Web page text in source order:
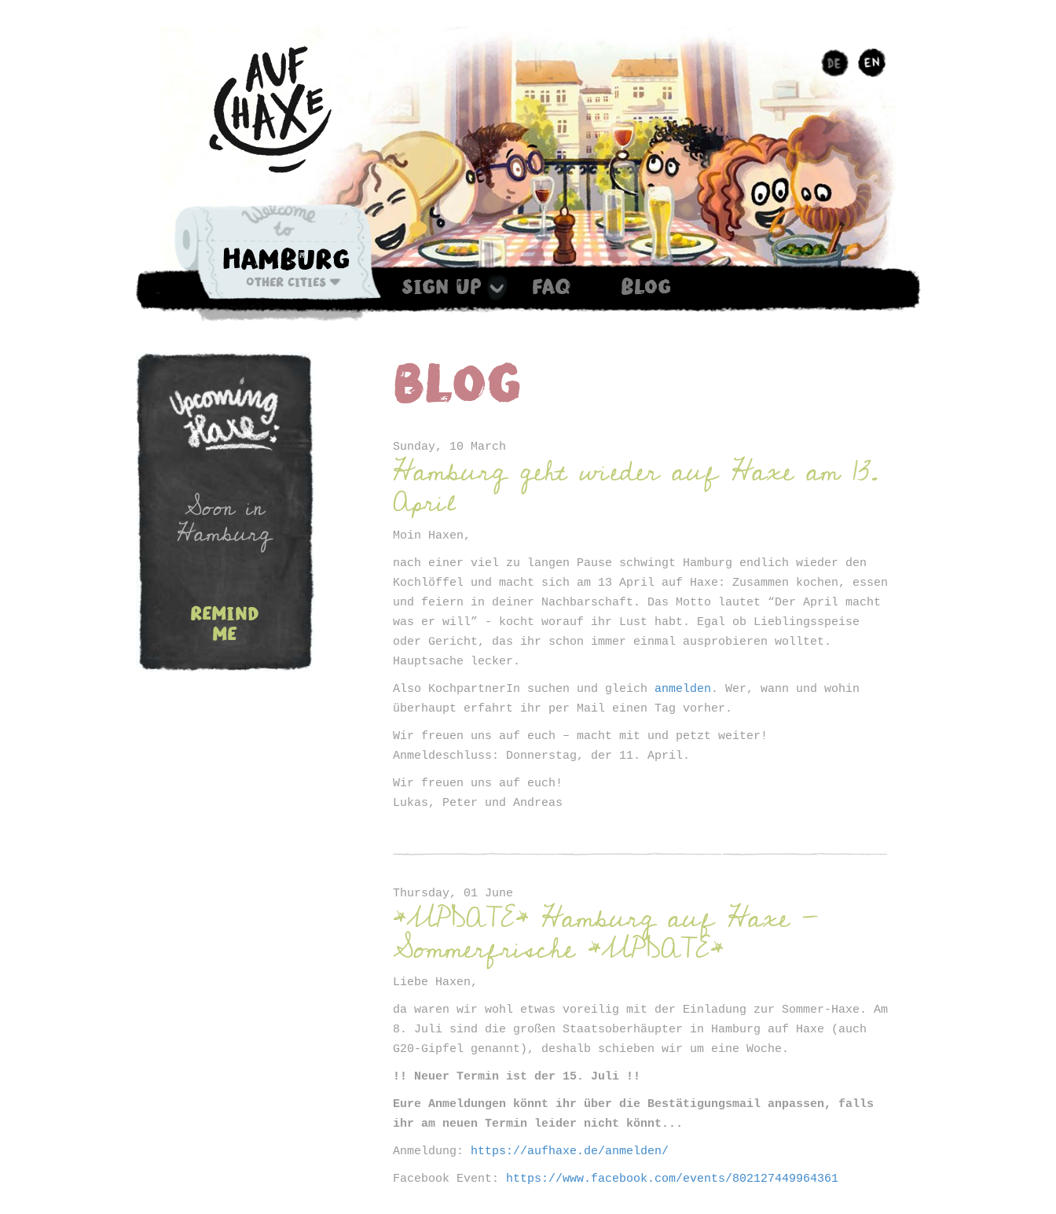
Hamburg
Other cities sign up faq blog
Newsletter
Soon in
Hamburg
remind
me
Blog
Sunday, 10 March
Hamburg geht wieder auf Haxe am 13.
April
Moin Haxen,
nach einer viel zu langen Pause schwingt Hamburg endlich wieder den
Kochlöffel und macht sich am 13 April auf Haxe: Zusammen kochen, essen
und feiern in deiner Nachbarschaft. Das Motto lautet “Der April macht
was er will” - kocht worauf ihr Lust habt. Egal ob Lieblingsspeise
oder Gericht, das ihr schon immer einmal ausprobieren wolltet.
Hauptsache lecker.
Also KochpartnerIn suchen und gleich anmelden . Wer, wann und wohin
überhaupt erfahrt ihr per Mail einen Tag vorher.
Wir freuen uns auf euch – macht mit und petzt weiter!
Anmeldeschluss: Donnerstag, der 11. April.
Wir freuen uns auf euch!
Lukas, Peter und Andreas
Thursday, 01 June
*UPDATE* Hamburg auf Haxe -
Sommerfrische *UPDATE*
Liebe Haxen,
da waren wir wohl etwas voreilig mit der Einladung zur Sommer-Haxe. Am
8. Juli sind die großen Staatsoberhäupter in Hamburg auf Haxe (auch
G20-Gipfel genannt), deshalb schieben wir um eine Woche.
!! Neuer Termin ist der 15. Juli !!
Eure Anmeldungen könnt ihr über die Bestätigungsmail anpassen, falls
ihr am neuen Termin leider nicht könnt...
Anmeldung: https://aufhaxe.de/anmelden/
Facebook Event: https://www.facebook.com/events/802127449964361